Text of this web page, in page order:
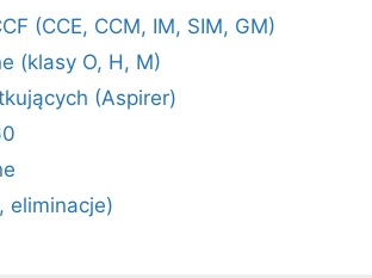
(CCE, CCM, IM, SIM, GM)
(klasy O, H, M)
(Aspirer)
eliminacje)